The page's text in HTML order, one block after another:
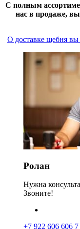
С полным
нас в продаже,
О доставке щебня вы
Ролан
Нужна
Звоните!
+7 922 606 606 7